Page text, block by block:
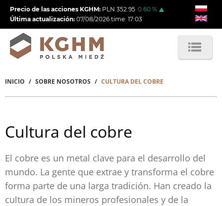
Pasar
contenido
principal
Precio de las acciones KGHM: PLN 352.95 0.60 %
Última actualización: 07/08/2026 time: 17:03
Sobrescribir
de
ayuda
a
la
navegación
INICIO SOBRE NOSOTROS CULTURA DEL COBRE
Cultura del cobre
El cobre es un metal clave para el desarrollo del
mundo. La gente que extrae y transforma el cobre
forma parte de una larga tradición. Han creado la
cultura de los mineros profesionales y de la